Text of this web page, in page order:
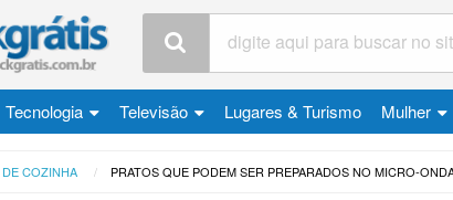
Tecnologia Televisão Lugares & Turismo Mulher
DE COZINHA PRATOS QUE PODEM SER PREPARADOS NO MICRO-